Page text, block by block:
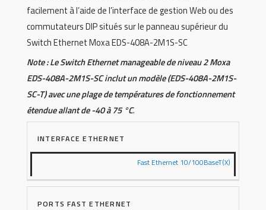
facilement à l’aide de l’interface de gestion Web ou des
commutateurs DIP situés sur le panneau supérieur du
Switch Ethernet Moxa EDS-408A-2M1S-SC
Note : Le Switch Ethernet manageable de niveau 2 Moxa
EDS-408A-2M1S-SC inclut un modèle (EDS-408A-2M1S-
SC-T) avec une plage de températures de fonctionnement
étendue allant de -40 à 75 °C.
INTERFACE ETHERNET
Fast Ethernet 10/100BaseT(X)
PORTS FAST ETHERNET